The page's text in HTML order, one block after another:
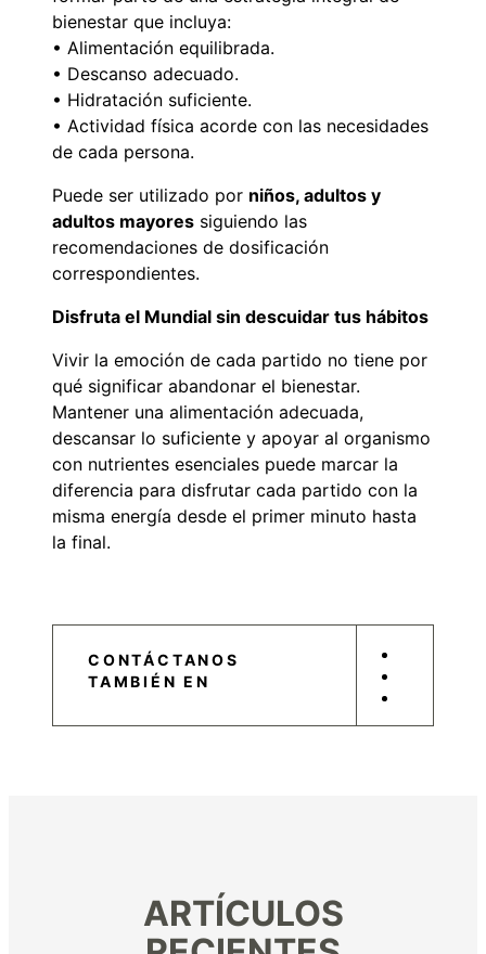
bienestar que incluya:
• Alimentación equilibrada.
• Descanso adecuado.
• Hidratación suficiente.
• Actividad física acorde con las necesidades
de cada persona.
Puede ser utilizado por niños, adultos y
adultos mayores siguiendo las
recomendaciones de dosificación
correspondientes.
Disfruta el Mundial sin descuidar tus hábitos
Vivir la emoción de cada partido no tiene por
qué significar abandonar el bienestar.
Mantener una alimentación adecuada,
descansar lo suficiente y apoyar al organismo
con nutrientes esenciales puede marcar la
diferencia para disfrutar cada partido con la
misma energía desde el primer minuto hasta
la final.
CONTÁCTANOS
TAMBIÉN EN
ARTÍCULOS